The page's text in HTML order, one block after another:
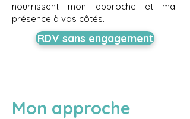
nourrissent mon approche et ma
présence à vos côtés.
RDV sans engagement
Mon approche